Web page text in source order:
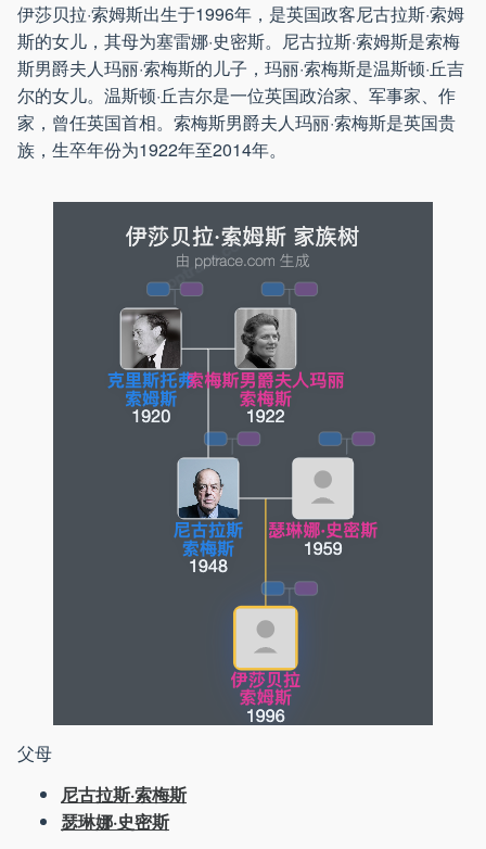
伊莎贝拉·索姆斯出生于1996年，是英国政客尼古拉斯·索姆
斯的女儿，其母为塞雷娜·史密斯。尼古拉斯·索姆斯是索梅
斯男爵夫人玛丽·索梅斯的儿子，玛丽·索梅斯是温斯顿·丘吉
尔的女儿。温斯顿·丘吉尔是一位英国政治家、军事家、作
家，曾任英国首相。索梅斯男爵夫人玛丽·索梅斯是英国贵
族，生卒年份为1922年至2014年。
父母
尼古拉斯·索梅斯
瑟琳娜·史密斯